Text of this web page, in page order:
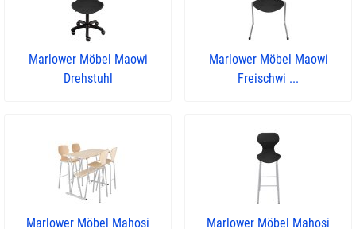
Marlower Möbel Maowi
Drehstuhl
Marlower Möbel Maowi
Freischwi ...
Marlower Möbel Mahosi
Marlower Möbel Mahosi